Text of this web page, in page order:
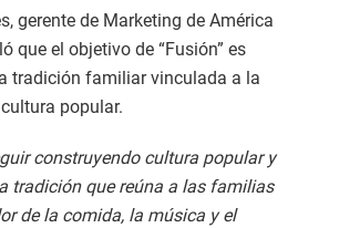
gerente de Marketing de América
que el objetivo de “Fusión” es
tradición familiar vinculada a la
popular.
construyendo cultura popular y
tradición que reúna a las familias
de la comida, la música y el